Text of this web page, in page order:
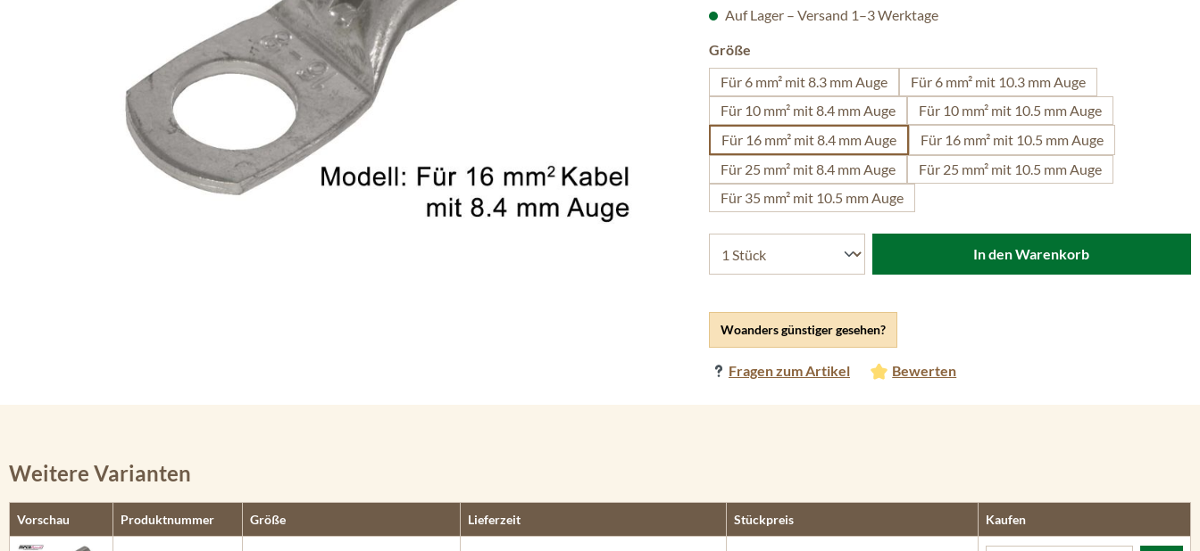
Woanders günstiger gesehen?
Fragen zum Artikel Bewerten
Auf Lager – Versand 1–3 Werktage
Größe
Für 6 mm² mit 8.3 mm Auge
Für 6 mm² mit 10.3 mm Auge
Für 10 mm² mit 8.4 mm Auge
Für 10 mm² mit 10.5 mm Auge
Für 16 mm² mit 8.4 mm Auge
Für 16 mm² mit 10.5 mm Auge
Für 25 mm² mit 8.4 mm Auge
Für 25 mm² mit 10.5 mm Auge
Für 35 mm² mit 10.5 mm Auge
In den Warenkorb
Weitere Varianten
Vorschau Produktnummer Größe Lieferzeit Stückpreis Kaufen